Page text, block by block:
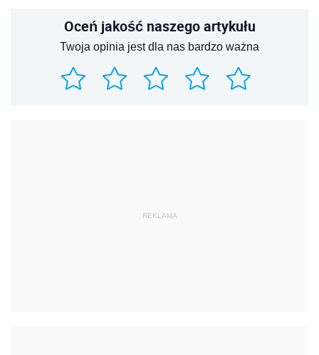
Oceń jakość naszego artykułu
Twoja opinia jest dla nas bardzo ważna
REKLAMA